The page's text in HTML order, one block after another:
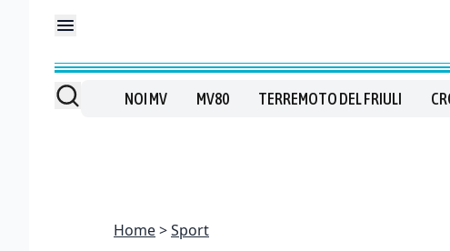
NOI MV MV80 TERREMOTO DEL FRIULI
Home Sport